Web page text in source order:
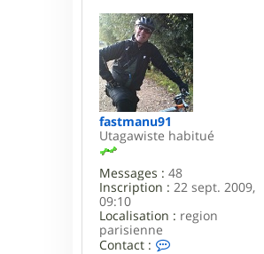
fastmanu91
Utagawiste habitué
Messages : 48
Inscription : 22 sept. 2009,
09:10
Localisation : region
parisienne
Contact :